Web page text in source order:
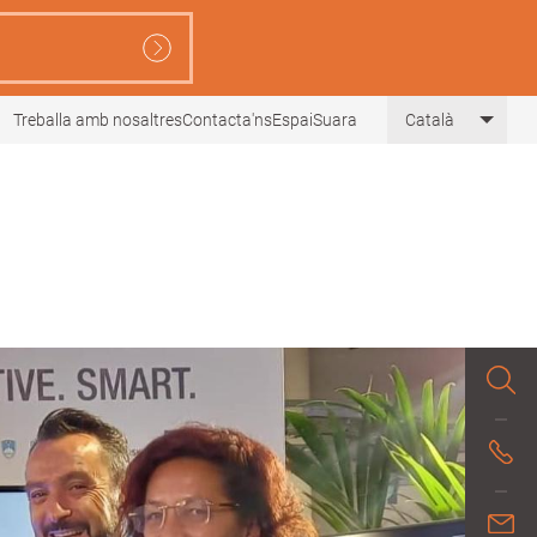
Treballa amb nosaltresContacta'nsEspaiSuara Català List